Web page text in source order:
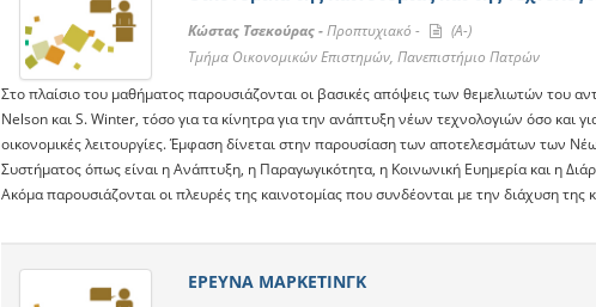
Κώστας Τσεκούρας -Προπτυχιακό -
(A-)
Τμήμα Οικονομικών Επιστημών, Πανεπιστήμιο Πατρών
Στο πλαίσιο του μαθήματος παρουσιάζονται οι βασικές απόψεις των θεμελιωτών του
Nelson και S. Winter, τόσο για τα κίνητρα για την ανάπτυξη νέων τεχνολογιών όσο και
οικονομικές λειτουργίες. Έμφαση δίνεται στην παρουσίαση των αποτελεσμάτων των
Συστήματος όπως είναι η Ανάπτυξη, η Παραγωγικότητα, η Κοινωνική Ευημερία και η
Ακόμα παρουσιάζονται οι πλευρές της καινοτομίας που συνδέονται με την διάχυση της
ΕΡΕΥΝΑ ΜΑΡΚΕΤΙΝΓΚ